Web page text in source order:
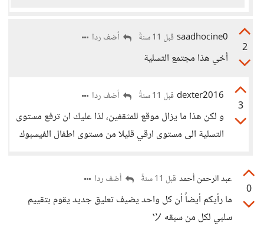
2
saadhocine0 قبل 11 سنةً أضف ردا
أخي هذا مجتمع التسلية
3
dexter2016 قبل 11 سنةً أضف ردا
و لكن هذا ما يزال موقع للمثقفين، لذا عليك ان ترفع مستوى
التسلية الى مستوى ارقي قليلا من مستوى اطفال الفيسبوك
0
عبد الرحمن أحمد قبل 11 سنةً أضف ردا
ما رأيكم أيضاً أن كل واحد يضيف تعليق جديد يقوم بتقييم
سلبي لكل من سبقه ツ